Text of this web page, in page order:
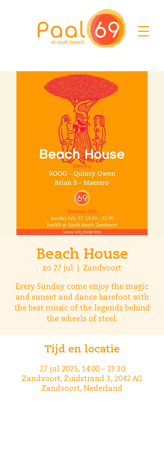
Beach House
zo 27 jul Zandvoort
Every Sunday come enjoy the magic
and sunset and dance barefoot with
the best music of the legends behind
the wheels of steel.
Tijd en locatie
27 jul 2025, 14:00 – 23:30
Zandvoort, Zuidstrand 3, 2042 AG
Zandvoort, Nederland